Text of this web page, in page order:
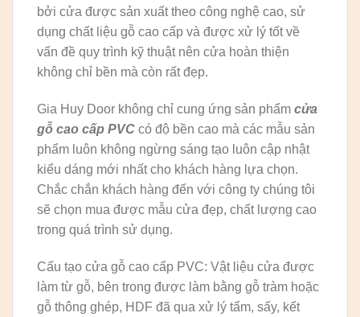
bởi cửa được sản xuất theo công nghệ cao, sử
dụng chất liệu gỗ cao cấp và được xử lý tốt về
vấn đề quy trình kỹ thuật nên cửa hoàn thiện
không chỉ bền mà còn rất đẹp.
Gia Huy Door không chỉ cung ứng sản phẩm cửa
gỗ cao cấp PVC có độ bền cao mà các mẫu sản
phẩm luôn không ngừng sáng tạo luôn cập nhật
kiểu dáng mới nhất cho khách hàng lựa chọn.
Chắc chắn khách hàng đến với công ty chúng tôi
sẽ chọn mua được mẫu cửa đẹp, chất lượng cao
trong quá trình sử dụng.
Cấu tạo cửa gỗ cao cấp PVC: Vật liệu cửa được
làm từ gỗ, bên trong được làm bằng gỗ tràm hoặc
gỗ thông ghép, HDF đã qua xử lý tẩm, sấy, kết